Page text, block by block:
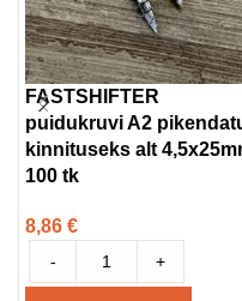
FASTSHIFTER
puidukruvi A2
kinnituseks alt
100 tk
8,86 €
- +